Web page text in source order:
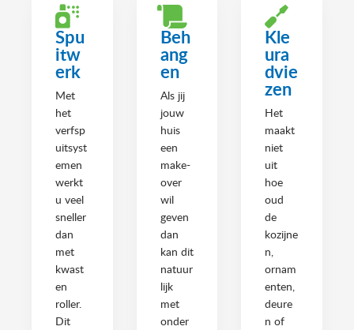
Spu
itw
erk
Met
het
verfsp
uitsyst
emen
werkt
u veel
sneller
dan
met
kwast
en
roller.
Dit
Beh
ang
en
Als jij
jouw
huis
een
make-
over
wil
geven
dan
kan dit
natuur
lijk
met
onder
Kle
ura
dvie
zen
Het
maakt
niet
uit
hoe
oud
de
kozijne
n,
ornam
enten,
deure
n of